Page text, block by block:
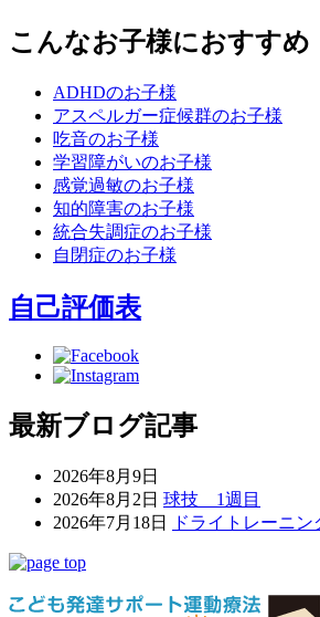
こんなお子様におすすめ
ADHDのお子様
アスペルガー症候群のお子様
吃音のお子様
学習障がいのお子様
感覚過敏のお子様
知的障害のお子様
統合失調症のお子様
自閉症のお子様
自己評価表
最新ブログ記事
2026年8月9日
2026年8月2日 球技 1週目
2026年7月18日
ドライトレーニン